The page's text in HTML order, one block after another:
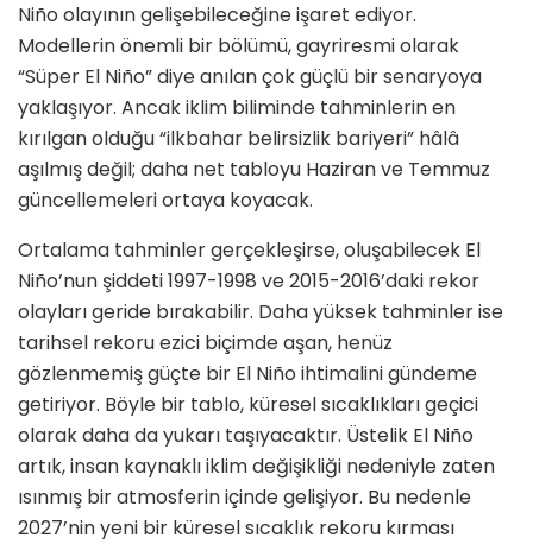
Niño olayının gelişebileceğine işaret ediyor.
Modellerin önemli bir bölümü, gayriresmi olarak
“Süper El Niño” diye anılan çok güçlü bir senaryoya
yaklaşıyor. Ancak iklim biliminde tahminlerin en
kırılgan olduğu “ilkbahar belirsizlik bariyeri” hâlâ
aşılmış değil; daha net tabloyu Haziran ve Temmuz
güncellemeleri ortaya koyacak.
Ortalama tahminler gerçekleşirse, oluşabilecek El
Niño’nun şiddeti 1997-1998 ve 2015-2016’daki rekor
olayları geride bırakabilir. Daha yüksek tahminler ise
tarihsel rekoru ezici biçimde aşan, henüz
gözlenmemiş güçte bir El Niño ihtimalini gündeme
getiriyor. Böyle bir tablo, küresel sıcaklıkları geçici
olarak daha da yukarı taşıyacaktır. Üstelik El Niño
artık, insan kaynaklı iklim değişikliği nedeniyle zaten
ısınmış bir atmosferin içinde gelişiyor. Bu nedenle
2027’nin yeni bir küresel sıcaklık rekoru kırması